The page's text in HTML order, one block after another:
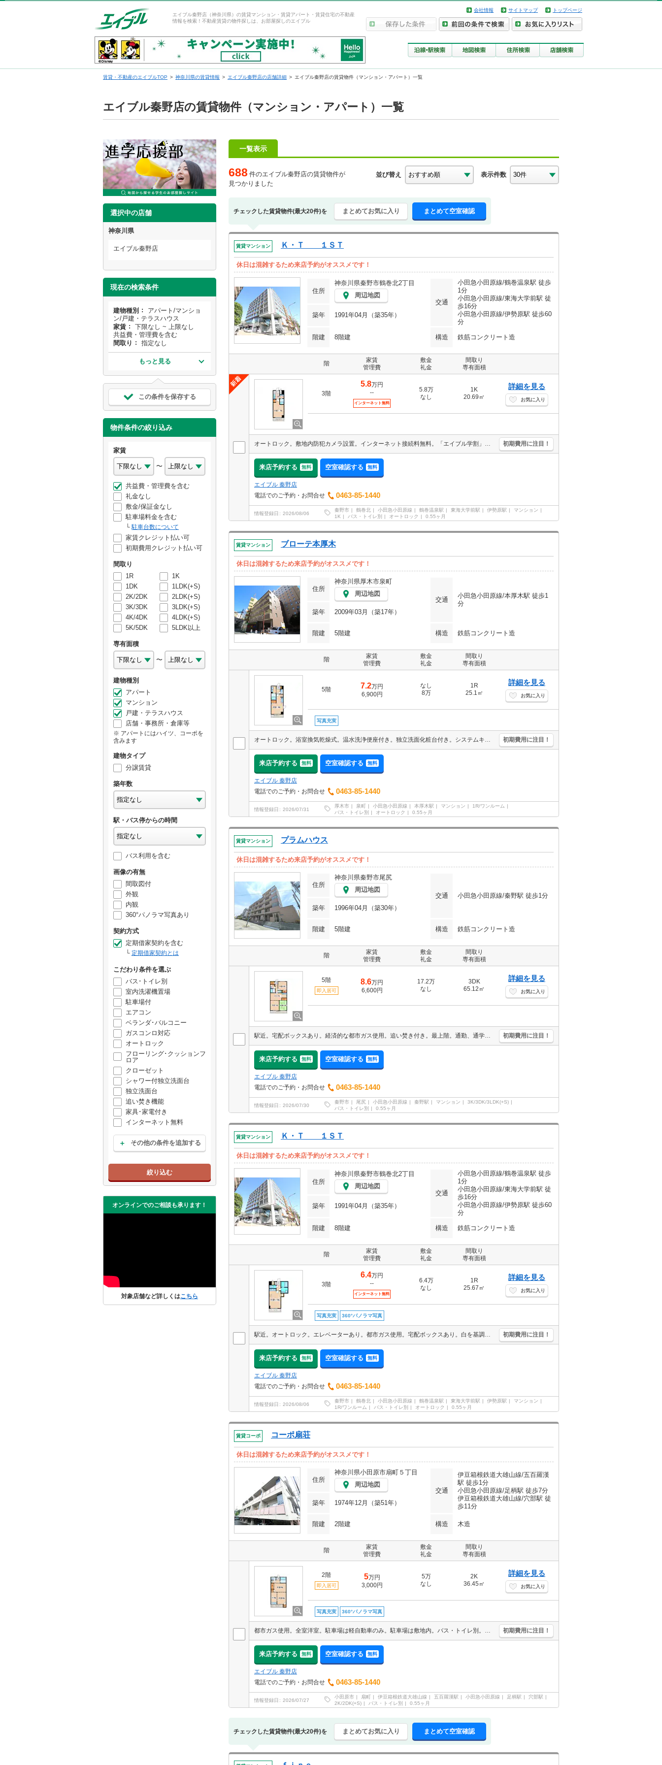
エイブル秦野店（神奈川県）の賃貸マンション・賃貸アパート・賃貸住宅の不動産
情報を検索！不動産賃貸の物件探しは、お部屋探しのエイブル
会社情報 サイトマップ トップページ
賃貸・不動産のエイブルTOP 神奈川県の賃貸情報 エイブル秦野店の店舗詳細 エイブル秦野店の賃貸物件（マンション・アパート）一覧
エイブル秦野店の賃貸物件（マンション・アパート）一覧
選択中の店舗
神奈川県
エイブル秦野店
現在の検索条件
建物種別
アパート/マンショ
ン/戸建・テラスハウス
家賃
下限なし ~ 上限なし
共益費・管理費を含む
間取り
指定なし
もっと見る
この条件を保存する
物件条件の絞り込み
家賃
〜
共益費・管理費を含む
礼金なし
敷金/保証金なし
駐車場料金を含む
駐車台数について
家賃クレジット払い可
初期費用クレジット払い可
間取り
1R
1K
1DK
1LDK(+S)
2K/2DK
2LDK(+S)
3K/3DK
3LDK(+S)
4K/4DK
4LDK(+S)
5K/5DK
5LDK以上
専有面積
〜
建物種別
アパート
マンション
戸建・テラスハウス
店舗・事務所・倉庫等
アパートにはハイツ、コーポを
含みます
建物タイプ
分譲賃貸
築年数
駅・バス停からの時間
バス利用を含む
画像の有無
間取図付
外観
内観
360°パノラマ写真あり
契約方式
定期借家契約を含む
定期借家契約とは
こだわり条件を選ぶ
バス･トイレ別
室内洗濯機置場
駐車場付
エアコン
ベランダ･バルコニー
ガスコンロ対応
オートロック
フローリング･クッションフ
ロア
クローゼット
シャワー付独立洗面台
独立洗面台
追い焚き機能
家具･家電付き
インターネット無料
その他の条件を追加する
絞り込む
オンラインでのご相談も承ります！
対象店舗など詳しくはこちら
一覧表示
688 件のエイブル秦野店の賃貸物件が
見つかりました
並び替え 表示件数
チェックした賃貸物件(最大20件)を まとめてお気に入り まとめて空室確認
賃貸マンション Ｋ・Ｔ １ＳＴ
休日は混雑するため来店予約がオススメです！
住所
神奈川県秦野市鶴巻北2丁目
周辺地図
交通
小田急小田原線/鶴巻温泉駅 徒歩
1分
小田急小田原線/東海大学前駅 徒
歩16分
小田急小田原線/伊勢原駅 徒歩60
分
築年 1991年04月（築35年）
階建 8階建 構造 鉄筋コンクリート造
階
家賃
管理費
敷金
礼金
間取り
専有面積
3階
5.8万円
--
インターネット無料
5.8万
なし
1K
20.69㎡
詳細を見る
お気に入り
オートロック。敷地内防犯カメラ設置。インターネット接続料無料。「エイブル学割」で仲介手数料家賃の0.55ヶ月分より10％ＯＦＦ。オンライン内見対応可。 初期費用に注目！
来店予約する 無料 空室確認する 無料
エイブル 秦野店
電話でのご予約・お問合せ
0463-85-1440
情報登録日 2026/08/06
秦野市 鶴巻北 小田急小田原線 鶴巻温泉駅 東海大学前駅 伊勢原駅
マンション
1K
バス・トイレ別 オートロック 0.55ヶ月
賃貸マンション ブローテ本厚木
休日は混雑するため来店予約がオススメです！
住所
神奈川県厚木市泉町
周辺地図
交通
小田急小田原線/本厚木駅 徒歩1
分
築年
2009年03月（築17年）
階建 5階建 構造 鉄筋コンクリート造
階
家賃
管理費
敷金
礼金
間取り
専有面積
5階 7.2万円
6,900円
なし
8万
1R
25.1㎡
詳細を見る
お気に入り
写真充実
オートロック。浴室換気乾燥式。温水洗浄便座付き。独立洗面化粧台付き。システムキッチン。シューズボックス付き。追い焚き機能付きバス。クローゼット付。TVモニター付インターホン。エアコン付き。 初期費用に注目！
来店予約する 無料 空室確認する 無料
エイブル 秦野店
電話でのご予約・お問合せ
0463-85-1440
情報登録日 2026/07/31
厚木市 泉町 小田急小田原線 本厚木駅 マンション
1R/ワンルーム
バス・トイレ別
オートロック 0.55ヶ月
賃貸マンション プラムハウス
休日は混雑するため来店予約がオススメです！
住所
神奈川県秦野市尾尻
周辺地図
交通
小田急小田原線/秦野駅 徒歩1分
築年
1996年04月（築30年）
階建 5階建 構造 鉄筋コンクリート造
階
家賃
管理費
敷金
礼金
間取り
専有面積
5階
即入居可
8.6万円
6,600円
17.2万
なし
3DK
65.12㎡
詳細を見る
お気に入り
駅近。宅配ボックスあり。経済的な都市ガス使用。追い焚き付き。最上階。通勤、通学がスムーズ。オンライン内見対応可。シューズインクローゼット付き。 初期費用に注目！
来店予約する 無料 空室確認する 無料
エイブル 秦野店
電話でのご予約・お問合せ
0463-85-1440
情報登録日 2026/07/30
秦野市 尾尻 小田急小田原線 秦野駅 マンション
3K/3DK/3LDK(+S)
バス・トイレ別
0.55ヶ月
賃貸マンション Ｋ・Ｔ １ＳＴ
休日は混雑するため来店予約がオススメです！
住所
神奈川県秦野市鶴巻北2丁目
周辺地図
交通
小田急小田原線/鶴巻温泉駅 徒歩
1分
小田急小田原線/東海大学前駅 徒
歩16分
小田急小田原線/伊勢原駅 徒歩60
分
築年 1991年04月（築35年）
階建 8階建 構造 鉄筋コンクリート造
階
家賃
管理費
敷金
礼金
間取り
専有面積
3階
6.4万円
--
インターネット無料
6.4万
なし
1R
25.67㎡
詳細を見る
お気に入り
写真充実 360°パノラマ写真
駅近。オートロック。エレベーターあり。都市ガス使用。宅配ボックスあり。白を基調とした明るい室内。内見から契約までオンラインで対応可能です。 初期費用に注目！
来店予約する 無料 空室確認する 無料
エイブル 秦野店
電話でのご予約・お問合せ
0463-85-1440
情報登録日 2026/08/06
秦野市 鶴巻北 小田急小田原線 鶴巻温泉駅 東海大学前駅 伊勢原駅
マンション
1R/ワンルーム
バス・トイレ別 オートロック 0.55ヶ月
賃貸コーポ コーポ扇荘
休日は混雑するため来店予約がオススメです！
住所
神奈川県小田原市扇町５丁目
周辺地図
交通
伊豆箱根鉄道大雄山線/五百羅漢
駅 徒歩1分
小田急小田原線/足柄駅 徒歩7分
伊豆箱根鉄道大雄山線/穴部駅 徒
歩11分
築年 1974年12月（築51年）
階建 2階建 構造 木造
階
家賃
管理費
敷金
礼金
間取り
専有面積
2階
即入居可
5万円
3,000円
5万
なし
2K
36.45㎡
詳細を見る
お気に入り
写真充実 360°パノラマ写真
都市ガス使用。全室洋室。駐車場は軽自動車のみ。駐車場は敷地内。バス・トイレ別。ベランダに洗濯機置き場付き。追い焚き付き。仲介手数料家賃の0.55ヵ月分(税込)。ケーブルテレビ対応(J:COM)。 初期費用に注目！
来店予約する 無料 空室確認する 無料
エイブル 秦野店
電話でのご予約・お問合せ
0463-85-1440
情報登録日 2026/07/27
小田原市 扇町 伊豆箱根鉄道大雄山線 五百羅漢駅 小田急小田原線 足柄駅
穴部駅
2K/2DK(+S)
バス・トイレ別 0.55ヶ月
チェックした賃貸物件(最大20件)を まとめてお気に入り まとめて空室確認